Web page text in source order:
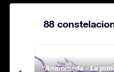
88
Andromeda - La